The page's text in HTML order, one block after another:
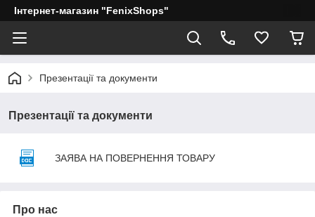
Інтернет-магазин "FenixShops"
Презентації та документи
Презентації та документи
ЗАЯВА НА ПОВЕРНЕННЯ ТОВАРУ
Про нас